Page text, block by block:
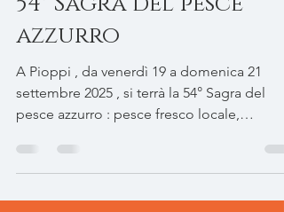
54° Sagra del pesce
azzurro
A Pioppi , da venerdì 19 a domenica 21
settembre 2025 , si terrà la 54° Sagra del
pesce azzurro : pesce fresco locale,